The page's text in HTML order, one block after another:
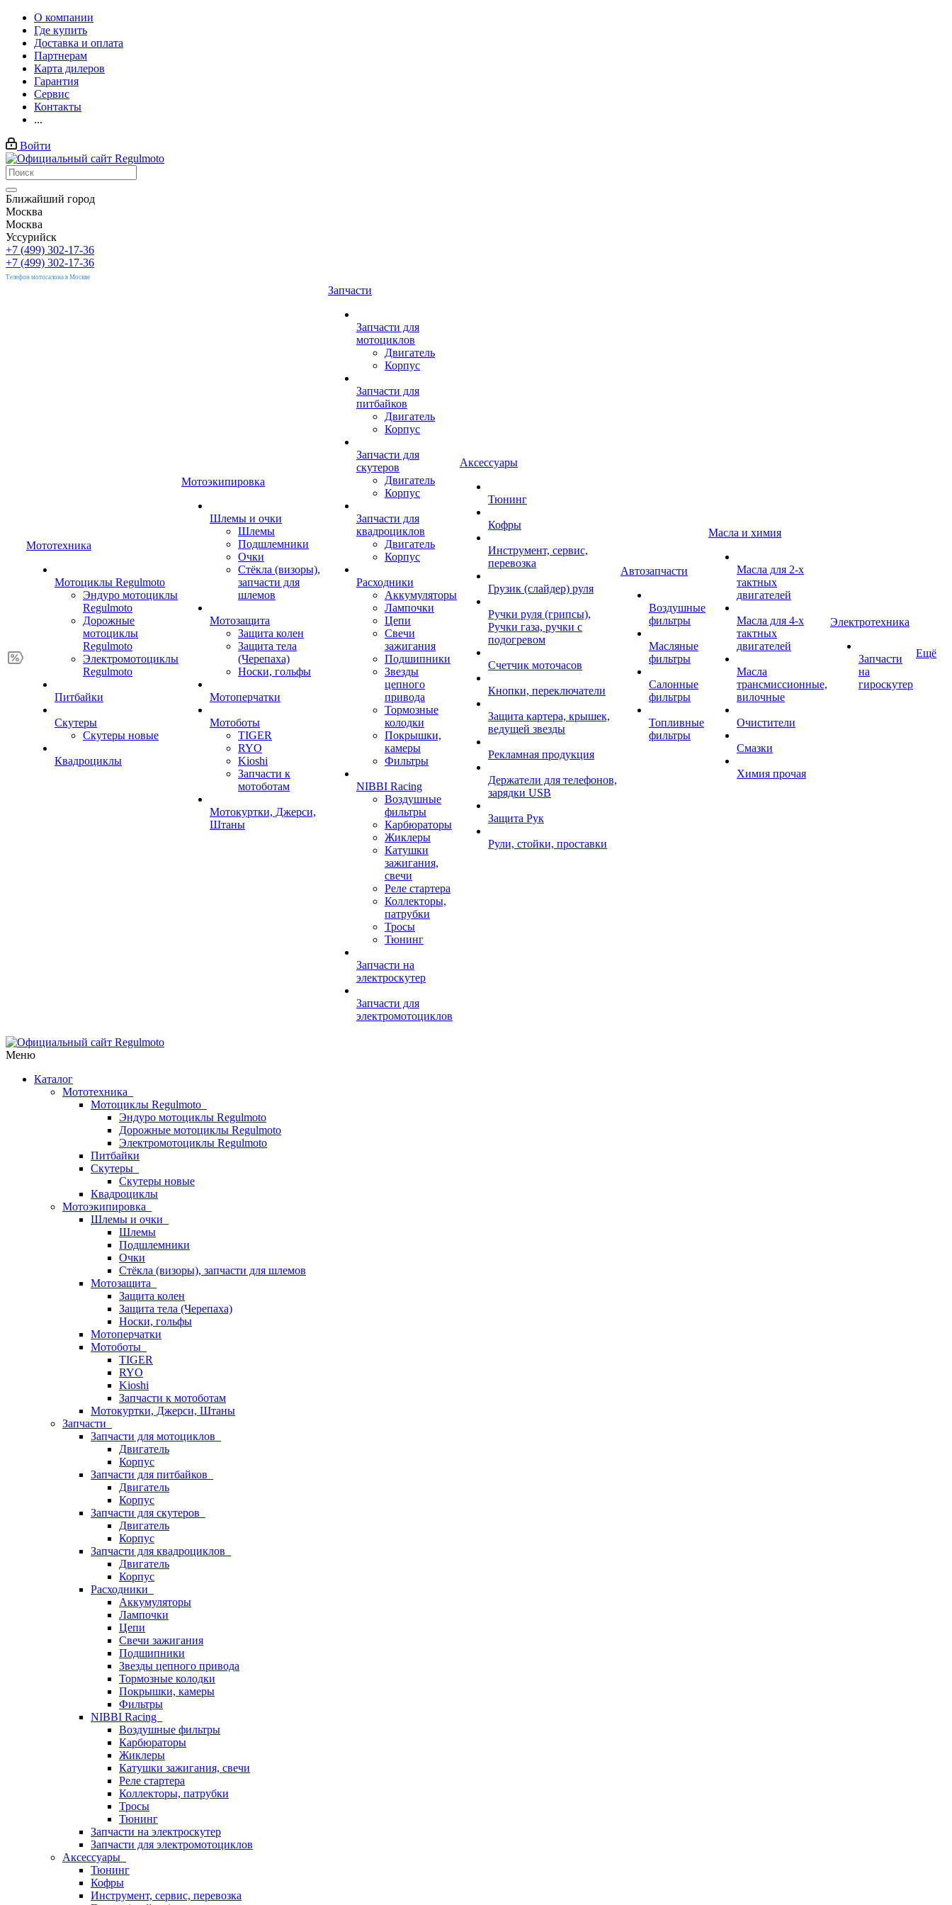
О компании
Где купить
Доставка и оплата
Партнерам
Карта дилеров
Гарантия
Сервис
Контакты
...
Войти
Ближайший город
Москва
Москва
Уссурийск
+7 (499) 302-17-36
+7 (499) 302-17-36
Телефон мотосалона в Москве
Мототехника
Мотоциклы Regulmoto
Эндуро мотоциклы
Regulmoto
Дорожные
мотоциклы
Regulmoto
Электромотоциклы
Regulmoto
Питбайки
Скутеры
Скутеры новые
Квадроциклы
Мотоэкипировка
Шлемы и очки
Шлемы
Подшлемники
Очки
Стёкла (визоры),
запчасти для
шлемов
Мотозащита
Защита колен
Защита тела
(Черепаха)
Носки, гольфы
Мотоперчатки
Мотоботы
TIGER
RYO
Kioshi
Запчасти к
мотоботам
Мотокуртки, Джерси,
Штаны
Запчасти
Запчасти для
мотоциклов
Двигатель
Корпус
Запчасти для
питбайков
Двигатель
Корпус
Запчасти для
скутеров
Двигатель
Корпус
Запчасти для
квадроциклов
Двигатель
Корпус
Расходники
Аккумуляторы
Лампочки
Цепи
Свечи
зажигания
Подшипники
Звезды
цепного
привода
Тормозные
колодки
Покрышки,
камеры
Фильтры
NIBBI Racing
Воздушные
фильтры
Карбюраторы
Жиклеры
Катушки
зажигания,
свечи
Реле стартера
Коллекторы,
патрубки
Тросы
Тюнинг
Запчасти на
электроскутер
Запчасти для
электромотоциклов
Аксессуары
Тюнинг
Кофры
Инструмент, сервис,
перевозка
Грузик (слайдер) руля
Ручки руля (грипсы),
Ручки газа, ручки с
подогревом
Счетчик моточасов
Кнопки, переключатели
Защита картера, крышек,
ведущей звезды
Рекламная продукция
Держатели для телефонов,
зарядки USB
Защита Рук
Рули, стойки, проставки
Автозапчасти
Воздушные
фильтры
Масляные
фильтры
Салонные
фильтры
Топливные
фильтры
Масла и химия
Масла для 2-х
тактных
двигателей
Масла для 4-х
тактных
двигателей
Масла
трансмиссионные,
вилочные
Очистители
Смазки
Химия прочая
Электротехника
Запчасти
на
гироскутер
Ещё
Меню
Каталог
Мототехника
Мотоциклы Regulmoto
Эндуро мотоциклы Regulmoto
Дорожные мотоциклы Regulmoto
Электромотоциклы Regulmoto
Питбайки
Скутеры
Скутеры новые
Квадроциклы
Мотоэкипировка
Шлемы и очки
Шлемы
Подшлемники
Очки
Стёкла (визоры), запчасти для шлемов
Мотозащита
Защита колен
Защита тела (Черепаха)
Носки, гольфы
Мотоперчатки
Мотоботы
TIGER
RYO
Kioshi
Запчасти к мотоботам
Мотокуртки, Джерси, Штаны
Запчасти
Запчасти для мотоциклов
Двигатель
Корпус
Запчасти для питбайков
Двигатель
Корпус
Запчасти для скутеров
Двигатель
Корпус
Запчасти для квадроциклов
Двигатель
Корпус
Расходники
Аккумуляторы
Лампочки
Цепи
Свечи зажигания
Подшипники
Звезды цепного привода
Тормозные колодки
Покрышки, камеры
Фильтры
NIBBI Racing
Воздушные фильтры
Карбюраторы
Жиклеры
Катушки зажигания, свечи
Реле стартера
Коллекторы, патрубки
Тросы
Тюнинг
Запчасти на электроскутер
Запчасти для электромотоциклов
Аксессуары
Тюнинг
Кофры
Инструмент, сервис, перевозка